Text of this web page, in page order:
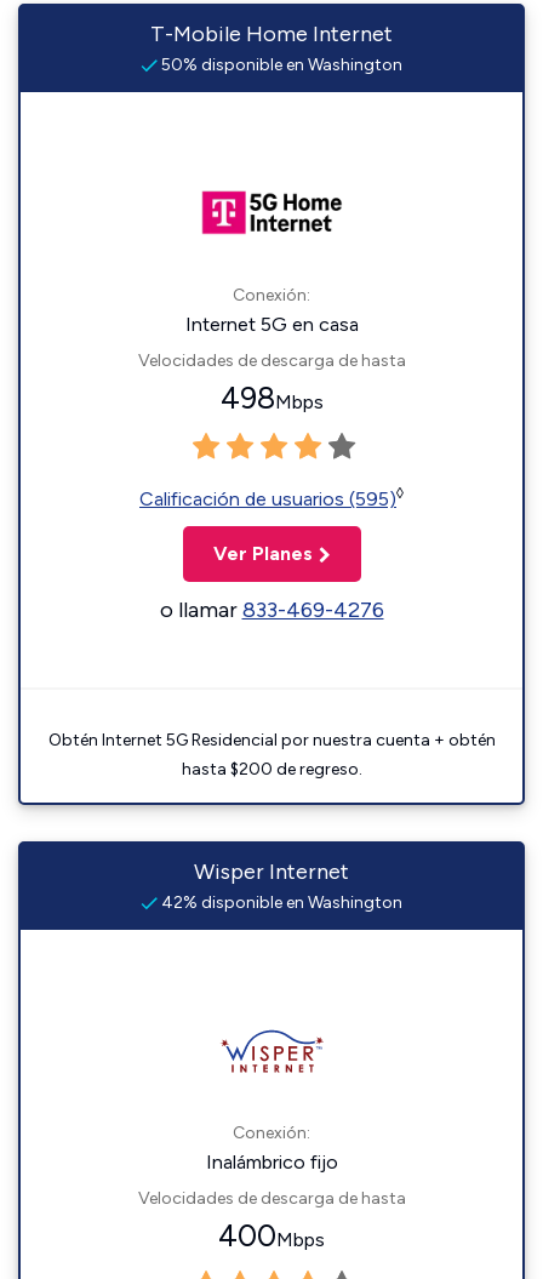
T-Mobile Home Internet
50% disponible en Washington
Conexión:
Internet 5G en casa
Velocidades de descarga de hasta
498Mbps
Calificación de usuarios (595)◊
Ver Planes
o llamar833-469-4276
Obtén Internet 5G Residencial por nuestra cuenta + obtén
hasta $200 de regreso.
Wisper Internet
42% disponible en Washington
Conexión:
Inalámbrico fijo
Velocidades de descarga de hasta
400Mbps